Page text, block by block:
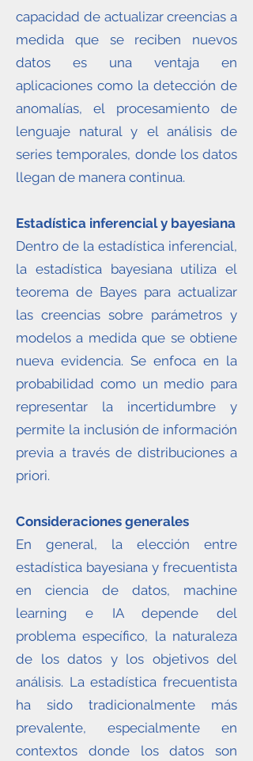
capacidad de actualizar creencias a
medida que se reciben nuevos
datos es una ventaja en
aplicaciones como la detección de
anomalías, el procesamiento de
lenguaje natural y el análisis de
series temporales, donde los datos
llegan de manera continua.
Estadística inferencial y bayesiana
Dentro de la estadística inferencial,
la estadística bayesiana utiliza el
teorema de Bayes para actualizar
las creencias sobre parámetros y
modelos a medida que se obtiene
nueva evidencia. Se enfoca en la
probabilidad como un medio para
representar la incertidumbre y
permite la inclusión de información
previa a través de distribuciones a
priori.
Consideraciones generales
En general, la elección entre
estadística bayesiana y frecuentista
en ciencia de datos, machine
learning e IA depende del
problema específico, la naturaleza
de los datos y los objetivos del
análisis. La estadística frecuentista
ha sido tradicionalmente más
prevalente, especialmente en
contextos donde los datos son